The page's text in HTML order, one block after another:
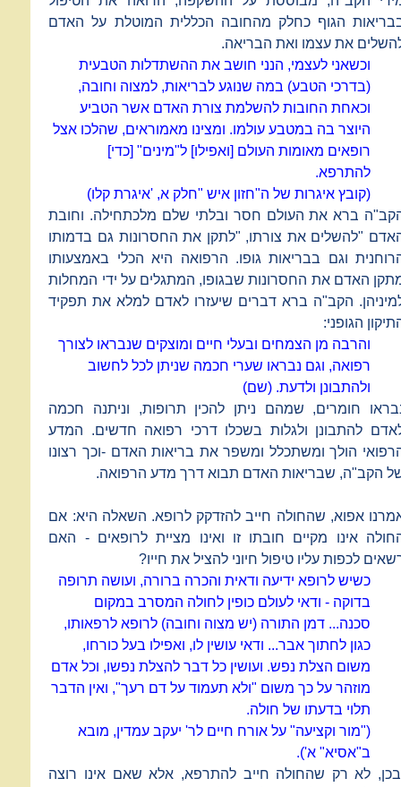
הגוף כחלק מהחובה הכללית המוטלת על האדם
את עצמו ואת הבריאה.
וכשאני לעצמי, הנני חושב את ההשתדלות הטבעית
(בדרכי הטבע) במה שנוגע לבריאות, למצוה וחובה,
וכאחת החובות להשלמת צורת האדם אשר הטביע
היוצר בה במטבע עולמו. ומצינו מאמוראים, שהלכו אצל
רופאים מאומות העולם [ואפילו] ל"מינים" [כדי]
להתרפא.
(קובץ איגרות של ה"חזון איש "חלק א, 'איגרת קלו)
ברא את העולם חסר ובלתי שלם מלכתחילה. וחובת
"להשלים את צורתו, "לתקן את החסרונות גם בדמותו
וגם בבריאות גופו. הרפואה היא הכלי באמצעותו
האדם את החסרונות שבגופו, המתגלים על ידי המחלות
הקב"ה ברא דברים שיעזרו לאדם למלא את תפקיד
הגופני:
והרבה מן הצמחים ובעלי חיים ומוצקים שנבראו לצורך
רפואה, וגם נבראו שערי חכמה שניתן לכל לחשוב
ולהתבונן ולדעת. (שם)
חומרים, שמהם ניתן להכין תרופות, וניתנה חכמה
להתבונן ולגלות בשכלו דרכי רפואה חדשים. המדע
הולך ומשתכלל ומשפר את בריאות האדם -וכך רצונו
הקב"ה, שבריאות האדם תבוא דרך מדע הרפואה.
אפוא, שהחולה חייב להזדקק לרופא. השאלה היא: אם
אינו מקיים חובתו זו ואינו מציית לרופאים - האם
לכפות עליו טיפול חיוני להציל את חייו?
כשיש לרופא ידיעה ודאית והכרה ברורה, ועושה תרופה
בדוקה - ודאי לעולם כופין לחולה המסרב במקום
סכנה... דמן התורה (יש מצוה וחובה) לרופא לרפאותו,
כגון לחתוך אבר... ודאי עושין לו, ואפילו בעל כורחו,
משום הצלת נפש. ועושין כל דבר להצלת נפשו, וכל אדם
מוזהר על כך משום "ולא תעמוד על דם רעך", ואין הדבר
תלוי בדעתו של חולה.
("מור וקציעה" על אורח חיים לר' יעקב עמדין, מובא
ב"אסיא" א').
לא רק שהחולה חייב להתרפא, אלא שאם אינו רוצה